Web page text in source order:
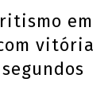
em
vitória